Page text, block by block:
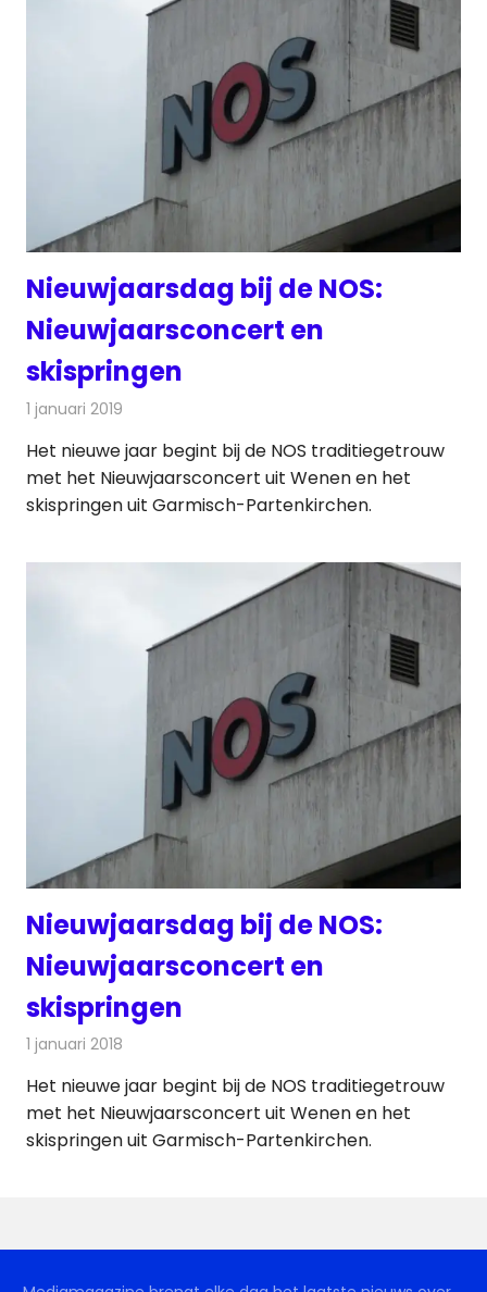
Nieuwjaarsdag bij de NOS:
Nieuwjaarsconcert en
skispringen
1 januari 2019
Het nieuwe jaar begint bij de NOS traditiegetrouw
met het Nieuwjaarsconcert uit Wenen en het
skispringen uit Garmisch-Partenkirchen.
Nieuwjaarsdag bij de NOS:
Nieuwjaarsconcert en
skispringen
1 januari 2018
Het nieuwe jaar begint bij de NOS traditiegetrouw
met het Nieuwjaarsconcert uit Wenen en het
skispringen uit Garmisch-Partenkirchen.